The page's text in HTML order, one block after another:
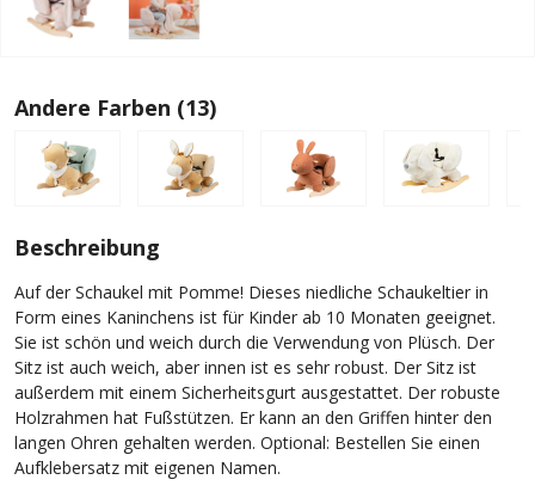
Andere Farben (13)
Beschreibung
Auf der Schaukel mit Pomme! Dieses niedliche Schaukeltier in
Form eines Kaninchens ist für Kinder ab 10 Monaten geeignet.
Sie ist schön und weich durch die Verwendung von Plüsch. Der
Sitz ist auch weich, aber innen ist es sehr robust. Der Sitz ist
außerdem mit einem Sicherheitsgurt ausgestattet. Der robuste
Holzrahmen hat Fußstützen. Er kann an den Griffen hinter den
langen Ohren gehalten werden. Optional: Bestellen Sie einen
Aufklebersatz mit eigenen Namen.